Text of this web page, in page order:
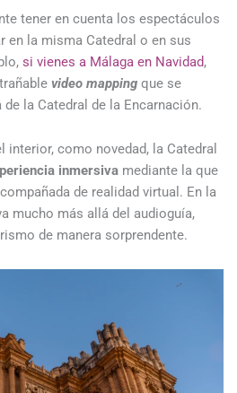
tener en cuenta los espectáculos
en la misma Catedral o en sus
si vienes a Málaga en Navidad,
video mapping que se
la Catedral de la Encarnación.
interior, como novedad, la Catedral
inmersiva mediante la que
de realidad virtual. En la
mucho más allá del audioguía,
de manera sorprendente.